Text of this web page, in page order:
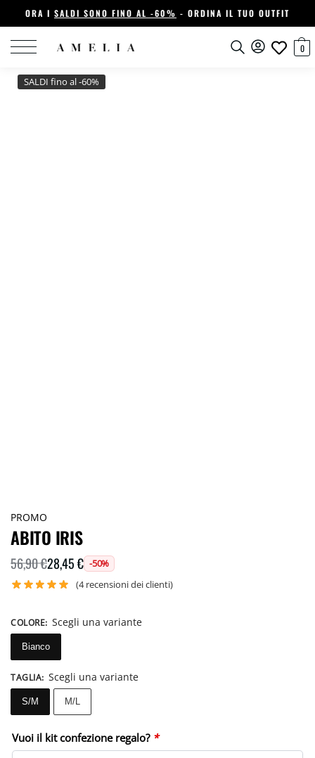
ORA I SALDI SONO FINO AL -60% - ORDINA IL TUO OUTFIT
0
SALDI fino al -60%
PROMO
ABITO IRIS
56,90€28,45€ -50%
(4recensioni dei clienti)
COLORE: Scegli una variante
Bianco
TAGLIA: Scegli una variante
S/M M/L
Vuoi il kit confezione regalo? *